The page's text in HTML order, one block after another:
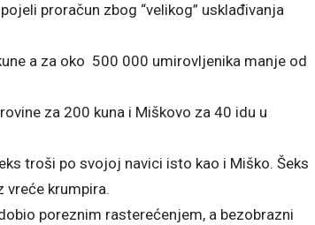
proračun zbog “velikog” usklađivanja
a za oko 500 000 umirovljenika manje od
za 200 kuna i Miškovo za 40 idu u
troši po svojoj navici isto kao i Miško. Šeks
vreće krumpira.
poreznim rasterećenjem, a bezobrazni